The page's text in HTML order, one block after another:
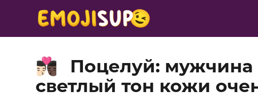
👨🏻‍❤️‍💋‍👨🏿
Поцелуй:
светлый тон кожи